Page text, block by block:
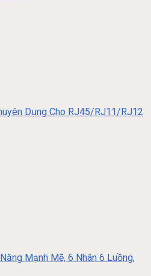
Dụng Cho RJ45/RJ11/RJ12
Mạnh Mẽ, 6 Nhân 6 Luồng,